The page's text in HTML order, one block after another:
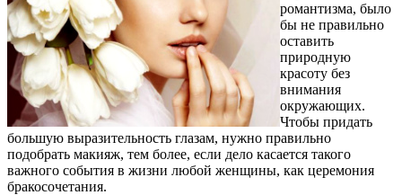
романтизма, было
бы не правильно
оставить
природную
красоту без
внимания
окружающих.
Чтобы придать
большую выразительность глазам, нужно правильно
подобрать макияж, тем более, если дело касается такого
важного события в жизни любой женщины, как церемония
бракосочетания.